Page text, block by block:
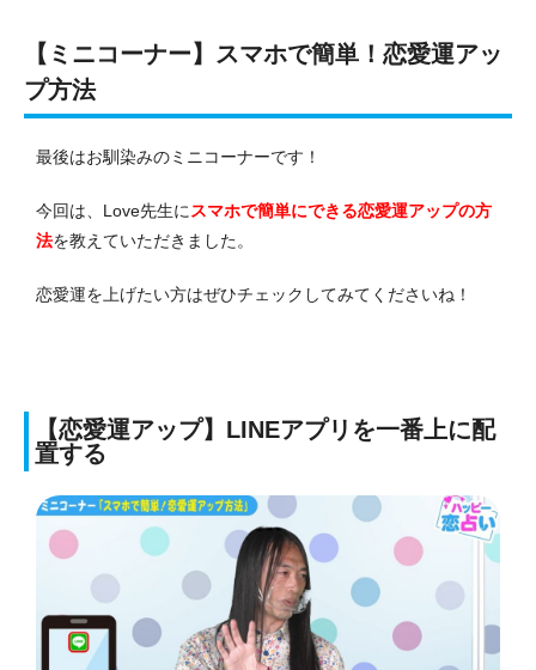
【ミニコーナー】スマホで簡単！恋愛運アッ
プ方法
最後はお馴染みのミニコーナーです！
今回は、Love先生にスマホで簡単にできる恋愛運アップの方
法を教えていただきました。
恋愛運を上げたい方はぜひチェックしてみてくださいね！
【恋愛運アップ】LINEアプリを一番上に配
置する